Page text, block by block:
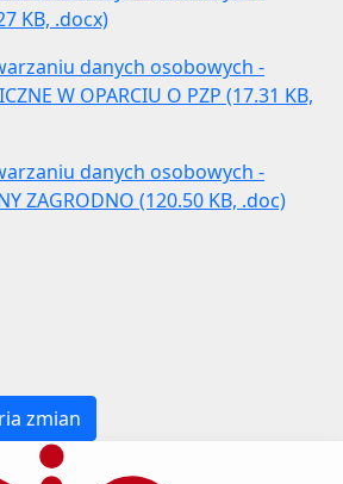
KB, .docx)
danych osobowych -
W OPARCIU O PZP (17.31 KB,
danych osobowych -
ZAGRODNO (120.50 KB, .doc)
zmian